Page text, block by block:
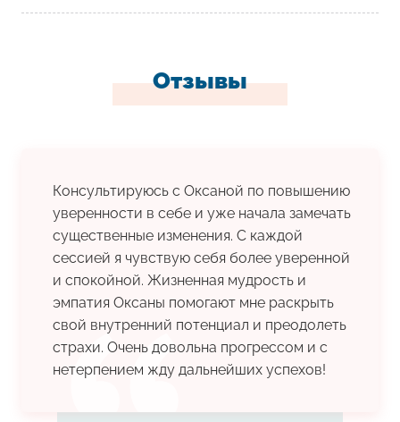
Отзывы
Консультируюсь с Оксаной по повышению
уверенности в себе и уже начала замечать
существенные изменения. С каждой
сессией я чувствую себя более уверенной
и спокойной. Жизненная мудрость и
эмпатия Оксаны помогают мне раскрыть
свой внутренний потенциал и преодолеть
страхи. Очень довольна прогрессом и с
нетерпением жду дальнейших успехов!